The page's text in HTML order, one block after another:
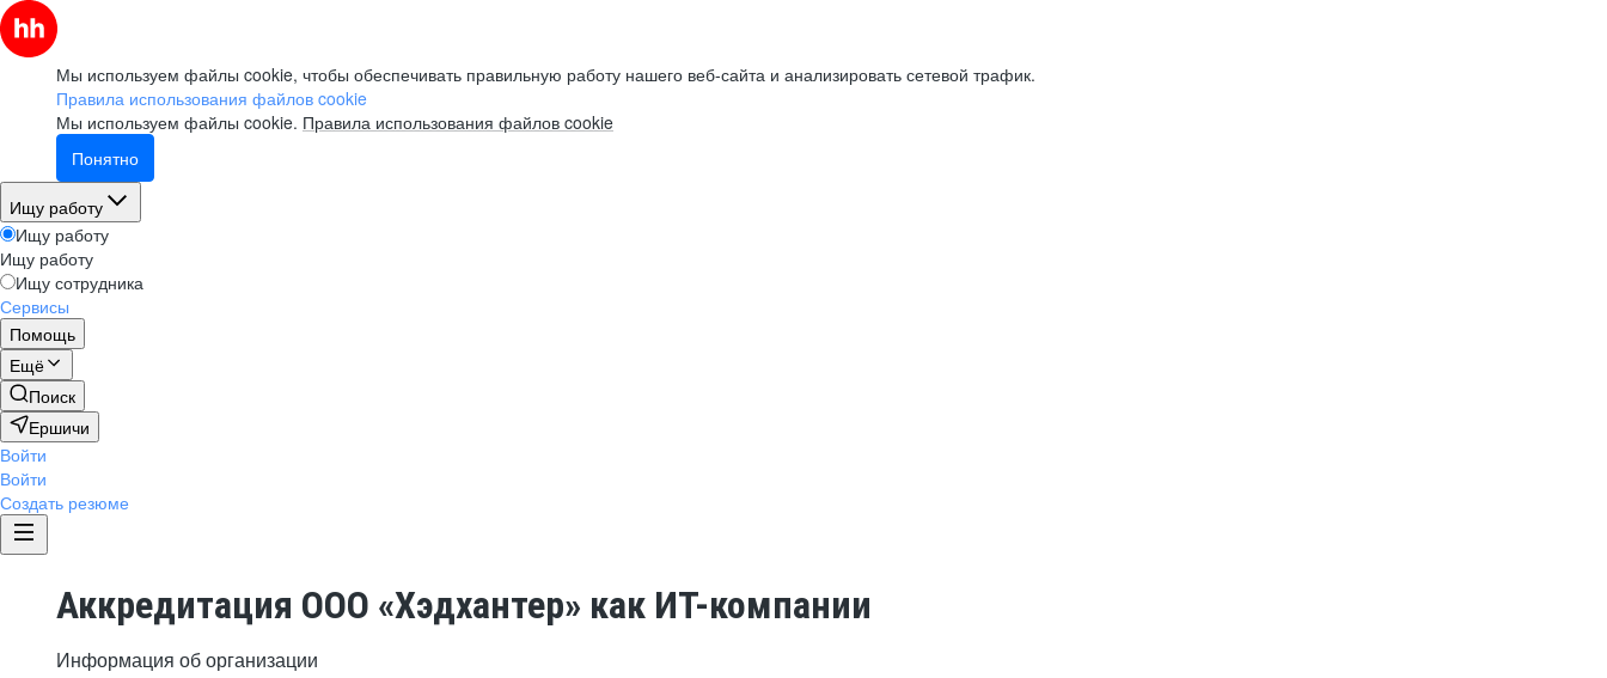
Мы используем файлы cookie, чтобы обеспечивать правильную работу нашего веб-сайта и анализировать сетевой трафик.
Правила использования файлов cookie
Мы используем файлы cookie. Правила использования файлов cookie
Понятно
Ищу работу
Ищу работу
Ищу работу
Ищу сотрудника
Сервисы
Помощь
Ещё
Поиск
Ершичи
Войти
Войти
Создать резюме
Аккредитация ООО «Хэдхантер» как ИТ-компании
Информация об организации